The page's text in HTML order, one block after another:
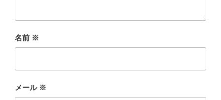
名前 ※
メール ※